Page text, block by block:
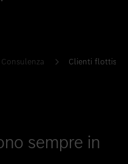
Clienti flottisti
sempre in